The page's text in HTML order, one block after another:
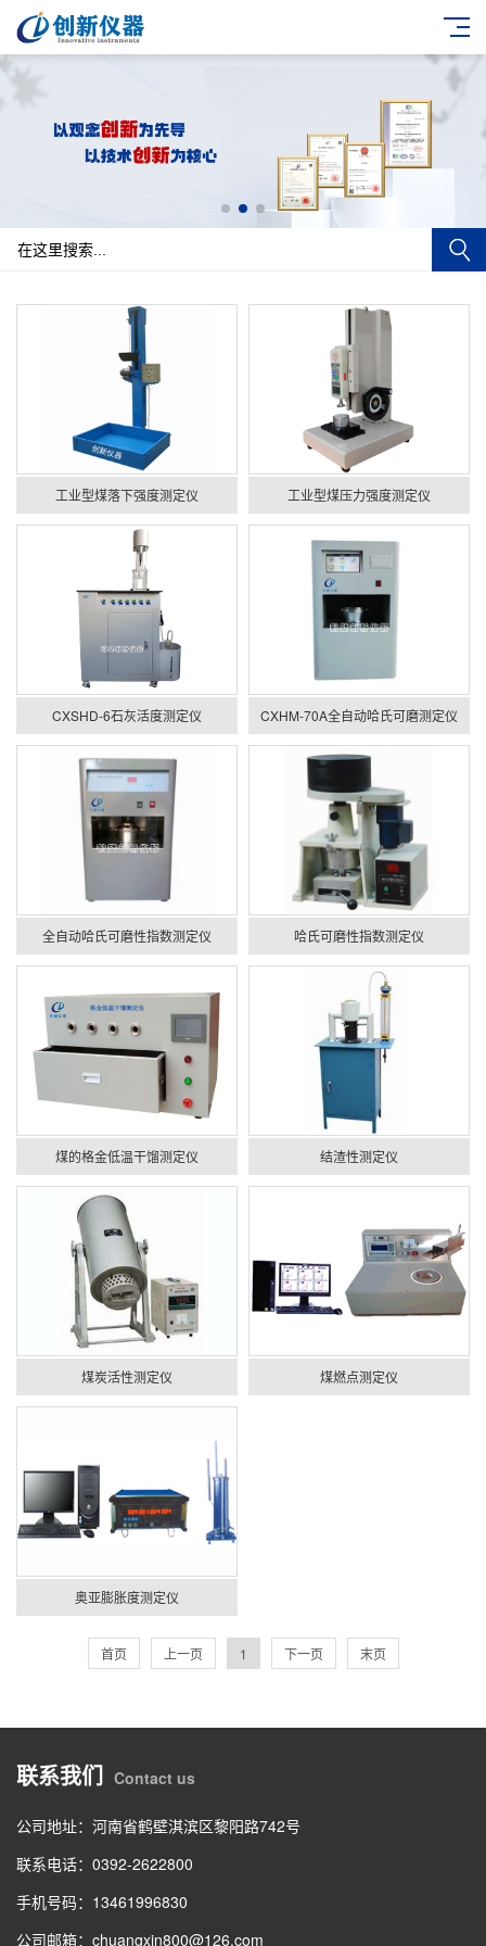
工业型煤落下强度测定仪 工业型煤压力强度测定仪
CXSHD-6石灰活度测定仪 CXHM-70A全自动哈氏可磨测定仪
全自动哈氏可磨性指数测定仪 哈氏可磨性指数测定仪
煤的格金低温干馏测定仪 结渣性测定仪
煤炭活性测定仪 煤燃点测定仪
奥亚膨胀度测定仪
首页 上一页 1 下一页 末页
联系我们 Contact us
公司地址：河南省鹤壁淇滨区黎阳路742号
联系电话：0392-2622800
手机号码：13461996830
公司邮箱：chuangxin800@126.com